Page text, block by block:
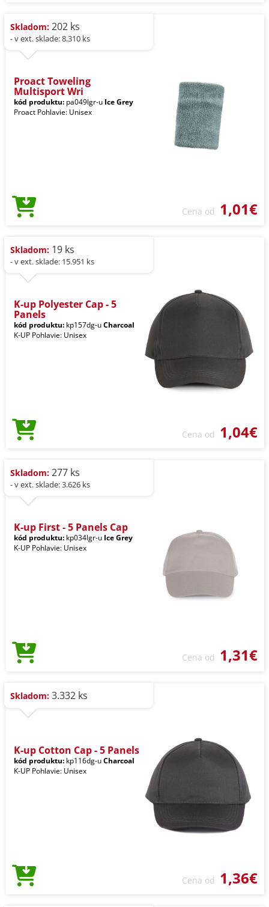
Skladom: 202 ks
- v ext. sklade: 8.310 ks
Proact Toweling
Multisport Wri
kód produktu: pa049lgr-u Ice Grey
Proact Pohlavie: Unisex
Cena od 1,01€
Skladom: 19 ks
- v ext. sklade: 15.951 ks
K-up Polyester Cap - 5
Panels
kód produktu: kp157dg-uCharcoal
K-UP Pohlavie: Unisex
Cena od 1,04€
Skladom: 277 ks
- v ext. sklade: 3.626 ks
K-up First - 5 Panels Cap
kód produktu: kp034lgr-u Ice Grey
K-UP Pohlavie: Unisex
Cena od 1,31€
Skladom: 3.332 ks
K-up Cotton Cap - 5 Panels
kód produktu: kp116dg-uCharcoal
K-UP Pohlavie: Unisex
Cena od 1,36€